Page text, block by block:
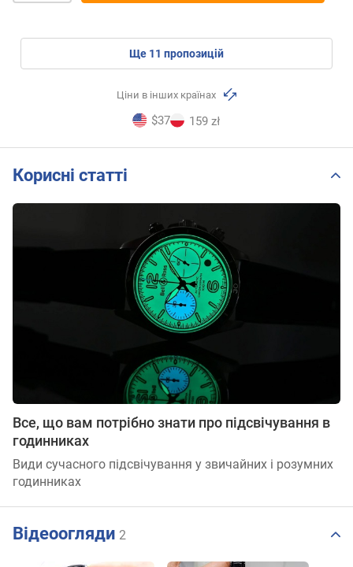
ще 11 пропозицій
Ціни в інших країнах
$37 159 zł
Корисні статті
Все, що вам потрібно знати про підсвічування в
годинниках
Види сучасного підсвічування у звичайних і розумних
годинниках
Відеоогляди 2